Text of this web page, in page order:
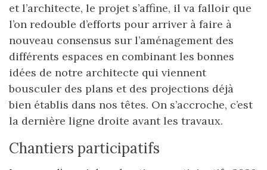
et l’architecte, le projet s’affine, il va falloir que
l’on redouble d’efforts pour arriver à faire à
nouveau consensus sur l’aménagement des
différents espaces en combinant les bonnes
idées de notre architecte qui viennent
bousculer des plans et des projections déjà
bien établis dans nos têtes. On s’accroche, c’est
la dernière ligne droite avant les travaux.
Chantiers participatifs